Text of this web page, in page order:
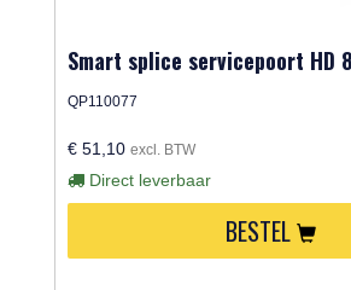
Smart splice servicepoort HD
QP110077
€ 51,10 excl. BTW
Direct leverbaar
BESTEL